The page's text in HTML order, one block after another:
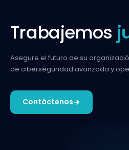
Trabajemos
Asegure el futuro de su
de ciberseguridad avanzada y
Contáctenos